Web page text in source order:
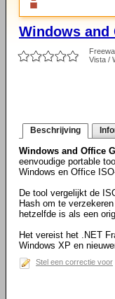
Windows and
Vista /
Beschrijving
Windows and Office
eenvoudige portable
Windows en Office
De tool vergelijkt de
Hash om te
hetzelfde is als een
Het vereist het .NET
Windows XP en
Stel een correctie voor